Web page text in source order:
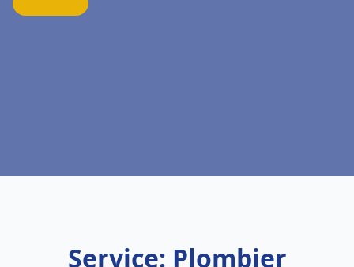
Service: Plombier